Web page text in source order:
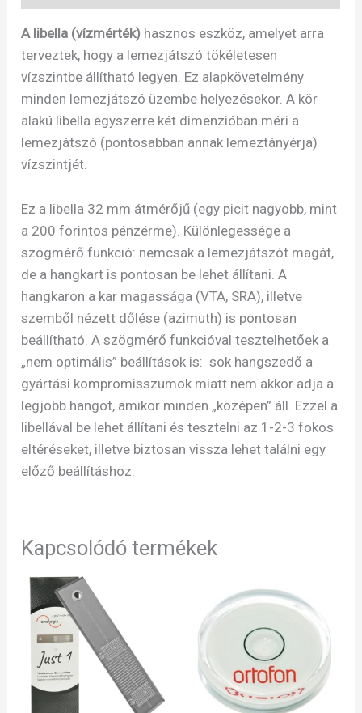
A libella (vízmérték) hasznos eszköz, amelyet arra
terveztek, hogy a lemezjátszó tökéletesen
vízszintbe állítható legyen. Ez alapkövetelmény
minden lemezjátszó üzembe helyezésekor. A kör
alakú libella egyszerre két dimenzióban méri a
lemezjátszó (pontosabban annak lemeztányérja)
vízszintjét.
Ez a libella 32 mm átmérőjű (egy picit nagyobb, mint
a 200 forintos pénzérme). Különlegessége a
szögmérő funkció: nemcsak a lemezjátszót magát,
de a hangkart is pontosan be lehet állítani. A
hangkaron a kar magassága (VTA, SRA), illetve
szemből nézett dőlése (azimuth) is pontosan
beállítható. A szögmérő funkcióval tesztelhetőek a
„nem optimális” beállítások is: sok hangszedő a
gyártási kompromisszumok miatt nem akkor adja a
legjobb hangot, amikor minden „középen” áll. Ezzel a
libellával be lehet állítani és tesztelni az 1-2-3 fokos
eltéréseket, illetve biztosan vissza lehet találni egy
előző beállításhoz.
Kapcsolódó termékek